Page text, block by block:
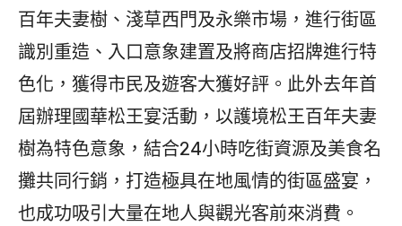
百年夫妻樹、淺草西門及永樂市場，進行街區
識別重造、入口意象建置及將商店招牌進行特
色化，獲得市民及遊客大獲好評。此外去年首
屆辦理國華松王宴活動，以護境松王百年夫妻
樹為特色意象，結合24小時吃街資源及美食名
攤共同行銷，打造極具在地風情的街區盛宴，
也成功吸引大量在地人與觀光客前來消費。